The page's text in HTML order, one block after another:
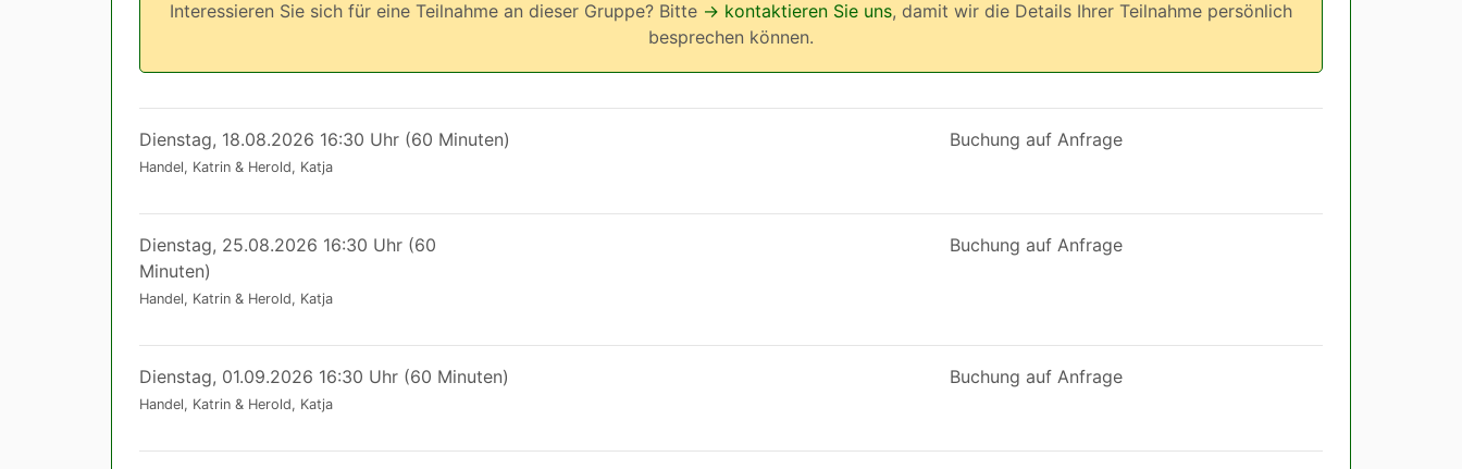
Interessieren Sie sich für eine Teilnahme an dieser Gruppe? Bitte → kontaktieren Sie uns, damit wir die Details Ihrer Teilnahme persönlich
besprechen können.
Dienstag, 18.08.2026 16:30 Uhr (60 Minuten)
Handel, Katrin & Herold, Katja
Buchung auf Anfrage
Dienstag, 25.08.2026 16:30 Uhr (60
Minuten)
Handel, Katrin & Herold, Katja
Buchung auf Anfrage
Dienstag, 01.09.2026 16:30 Uhr (60 Minuten)
Handel, Katrin & Herold, Katja
Buchung auf Anfrage